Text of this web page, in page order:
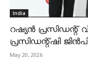
India
റഷ്യൻ പ്രസിഡന്റ്
പ്രസിഡന്റ്ഷി
May 20, 2026